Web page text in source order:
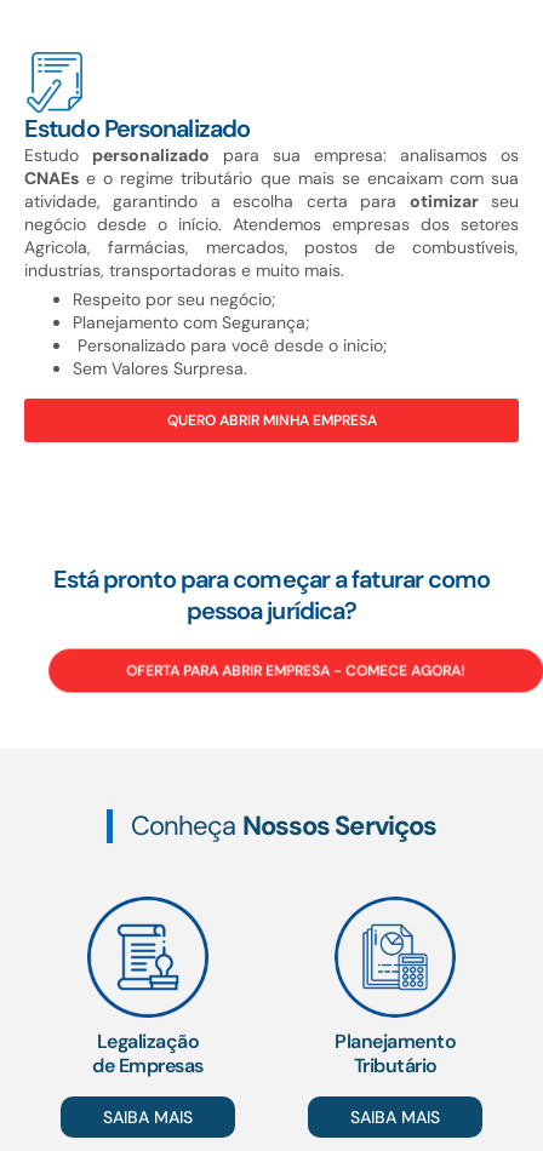
Estudo Personalizado
Estudo personalizado para sua empresa: analisamos os
CNAEs e o regime tributário que mais se encaixam com sua
atividade, garantindo a escolha certa para otimizarseu
negócio desde o início. Atendemos empresas dos setores
Agricola, farmácias, mercados, postos de combustíveis,
industrias, transportadoras e muito mais.
Respeito por seu negócio;
Planejamento com Segurança;
Personalizado para você desde o inicio;
Sem Valores Surpresa.
QUERO ABRIR MINHA EMPRESA
Está pronto para começar a faturar como
pessoa jurídica?
OFERTA PARA ABRIR EMPRESA - COMECE AGORA!
Conheça Nossos Serviços
Legalização
de Empresas
SAIBA MAIS
Planejamento
Tributário
SAIBA MAIS